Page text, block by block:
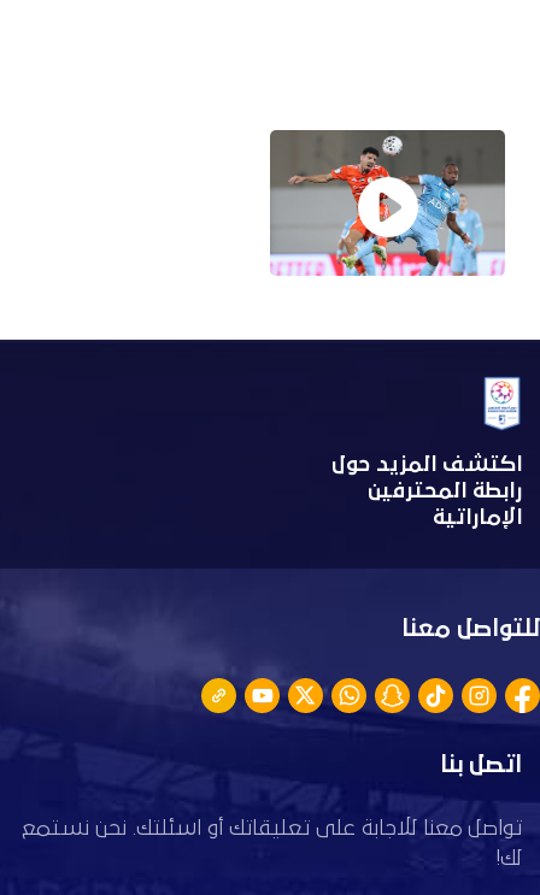
اكتشف المزيد حول
رابطة المحترفين
الإماراتية
للتواصل معنا
اتصل بنا
تواصل معنا للاجابة على تعليقاتك أو اسئلتك. نحن نستمع
لك!